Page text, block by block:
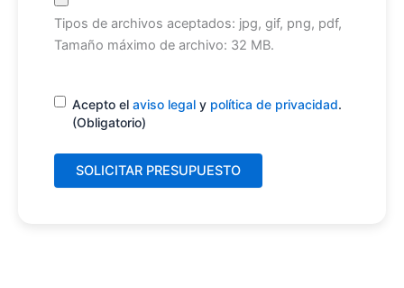
Tipos de archivos aceptados: jpg, gif, png, pdf,
Tamaño máximo de archivo: 32 MB.
Consentimiento(Obligatorio)
Acepto el aviso legal y política de privacidad.
(Obligatorio)